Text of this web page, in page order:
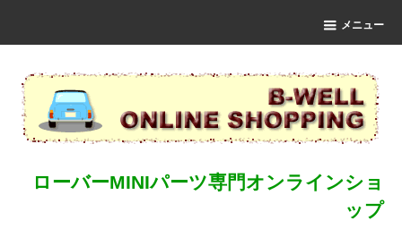
メニュー
ローバーMINIパーツ専門オンラインショ
ップ